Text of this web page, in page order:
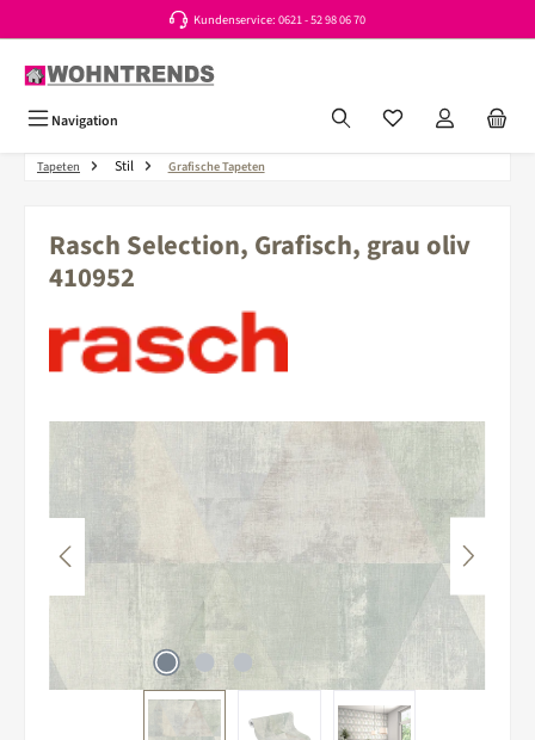
Kundenservice: 0621 - 52 98 06 70
Navigation Du hast 0 Produkte
Tapeten Stil Grafische Tapeten
Rasch Selection, Grafisch, grau oliv
410952